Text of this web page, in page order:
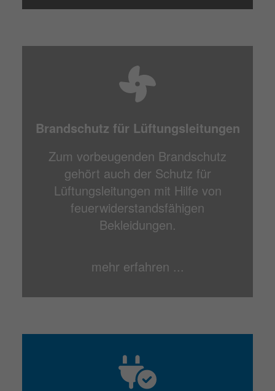
Brandschutz für Lüftungsleitungen
Zum vorbeugenden Brandschutz
gehört auch der Schutz für
Lüftungsleitungen mit Hilfe von
feuerwiderstandsfähigen
Bekleidungen.
mehr erfahren ...